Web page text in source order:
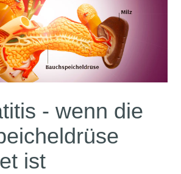
- wenn die
ist